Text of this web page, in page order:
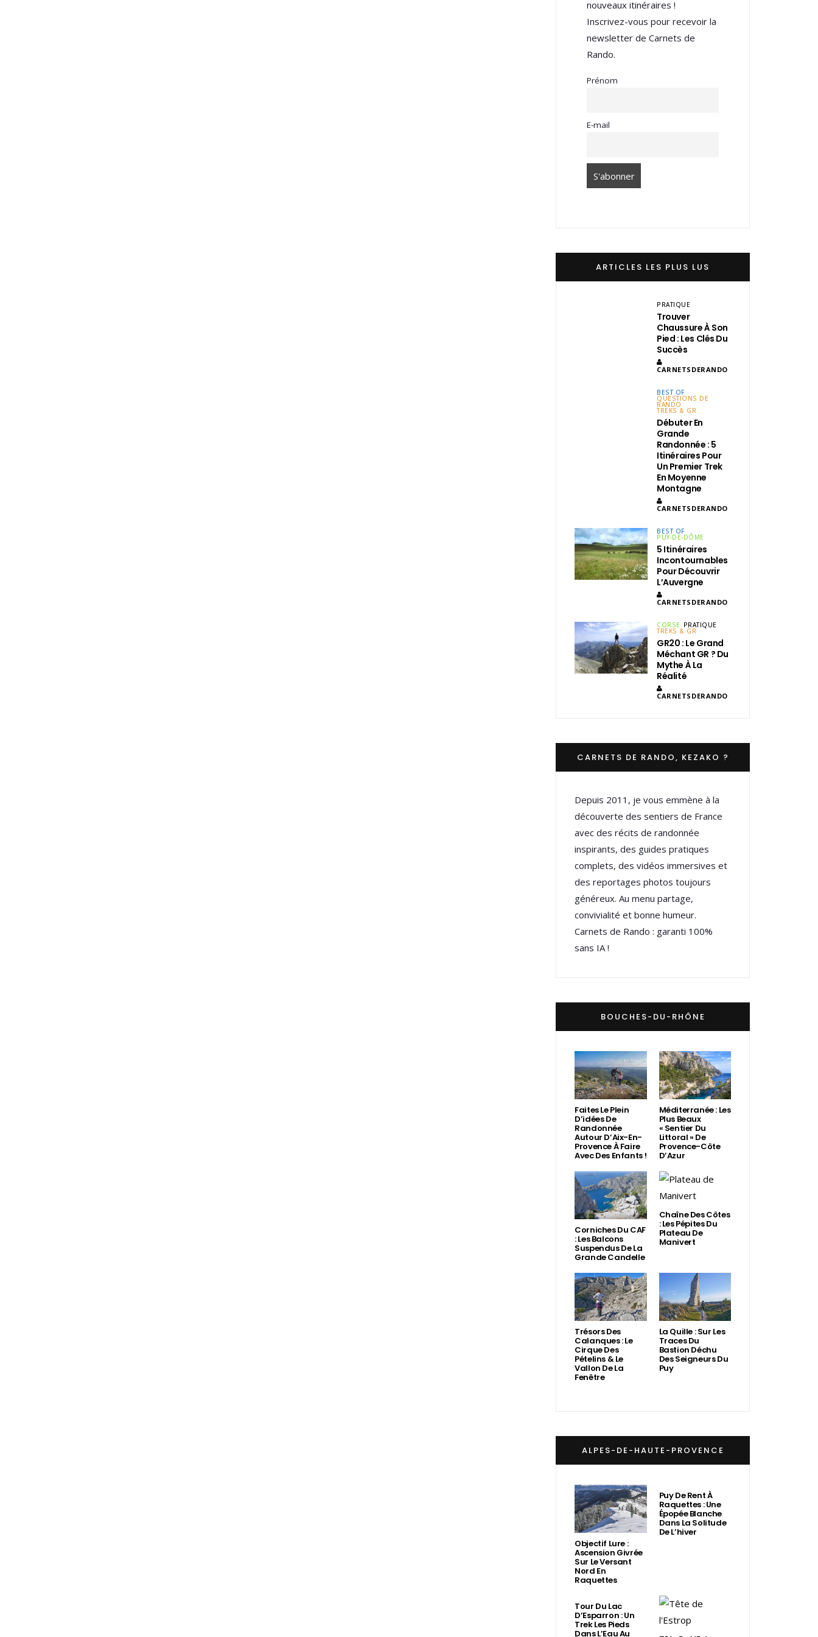
nouveaux itinéraires !
Inscrivez-vous pour recevoir la
newsletter de Carnets de
Rando.
Prénom
E-mail
ARTICLES LES PLUS LUS
PRATIQUE
Trouver
Chaussure À Son
Pied : Les Clés Du
Succès
CARNETSDERANDO
BEST OF
QUESTIONS DE
RANDO
TREKS & GR
Débuter En
Grande
Randonnée : 5
Itinéraires Pour
Un Premier Trek
En Moyenne
Montagne
CARNETSDERANDO
BEST OF
PUY-DE-DÔME
5 Itinéraires
Incontournables
Pour Découvrir
L’Auvergne
CARNETSDERANDO
CORSE PRATIQUE
TREKS & GR
GR20 : Le Grand
Méchant GR ? Du
Mythe À La
Réalité
CARNETSDERANDO
CARNETS DE RANDO, KEZAKO ?
Depuis 2011, je vous emmène à la
découverte des sentiers de France
avec des récits de randonnée
inspirants, des guides pratiques
complets, des vidéos immersives et
des reportages photos toujours
généreux. Au menu partage,
convivialité et bonne humeur.
Carnets de Rando : garanti 100%
sans IA !
BOUCHES-DU-RHÔNE
Faites Le Plein
D’idées De
Randonnée
Autour D’Aix-En-
Provence À Faire
Avec Des Enfants !
Méditerranée : Les
Plus Beaux
« Sentier Du
Littoral » De
Provence-Côte
D’Azur
Corniches Du CAF
: Les Balcons
Suspendus De La
Grande Candelle
Chaîne Des Côtes
: Les Pépites Du
Plateau De
Manivert
Trésors Des
Calanques : Le
Cirque Des
Pételins & Le
Vallon De La
Fenêtre
La Quille : Sur Les
Traces Du
Bastion Déchu
Des Seigneurs Du
Puy
ALPES-DE-HAUTE-PROVENCE
Objectif Lure :
Ascension Givrée
Sur Le Versant
Nord En
Raquettes
Puy De Rent À
Raquettes : Une
Épopée Blanche
Dans La Solitude
De L’hiver
Tour Du Lac
D’Esparron : Un
Trek Les Pieds
Dans L’Eau Au